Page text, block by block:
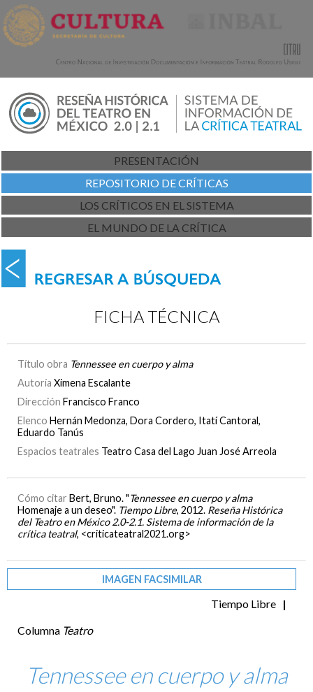
PRESENTACIÓN
REPOSITORIO DE CRÍTICAS
LOS CRÍTICOS EN EL SISTEMA
EL MUNDO DE LA CRÍTICA
FICHA TÉCNICA
Título obra Tennessee en cuerpo y alma
Autoría Ximena Escalante
Dirección Francisco Franco
Elenco Hernán Medonza, Dora Cordero, Itatí Cantoral,
Eduardo Tanús
Espacios teatrales Teatro Casa del Lago Juan José Arreola
Cómo citar Bert, Bruno. "Tennessee en cuerpo y alma
Homenaje a un deseo". Tiempo Libre, 2012. Reseña Histórica
del Teatro en México 2.0-2.1. Sistema de información de la
crítica teatral, <criticateatral2021.org>
IMAGEN FACSIMILAR
Tiempo Libre |
Columna Teatro
Tennessee en cuerpo y alma